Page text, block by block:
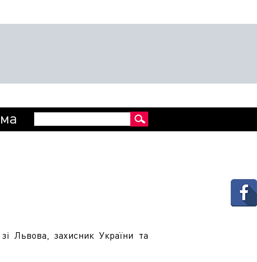
Пошукова
Львова, захисник України та